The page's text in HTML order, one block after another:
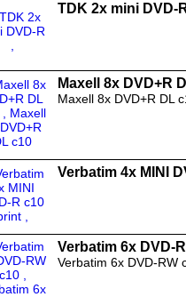
TDK 2x mini DVD-
Maxell 8x DVD+R
Maxell 8x DVD+R DL
Verbatim 4x MINI
Verbatim 6x DVD-
Verbatim 6x DVD-RW